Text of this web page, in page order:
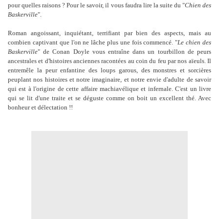
pour quelles raisons ? Pour le savoir, il vous faudra lire la suite du "Chien des
Baskerville".
Roman angoissant, inquiétant, terrifiant par bien des aspects, mais au
combien captivant que l'on ne lâche plus une fois commencé. "Le chien des
Baskerville" de Conan Doyle vous entraîne dans un tourbillon de peurs
ancestrales et d'histoires anciennes racontées au coin du feu par nos aïeuls. Il
entremêle la peur enfantine des loups garous, des monstres et sorcières
peuplant nos histoires et notre imaginaire, et notre envie d'adulte de savoir
qui est à l'origine de cette affaire machiavélique et infernale. C'est un livre
qui se lit d'une traite et se déguste comme on boit un excellent thé. Avec
bonheur et délectation !!